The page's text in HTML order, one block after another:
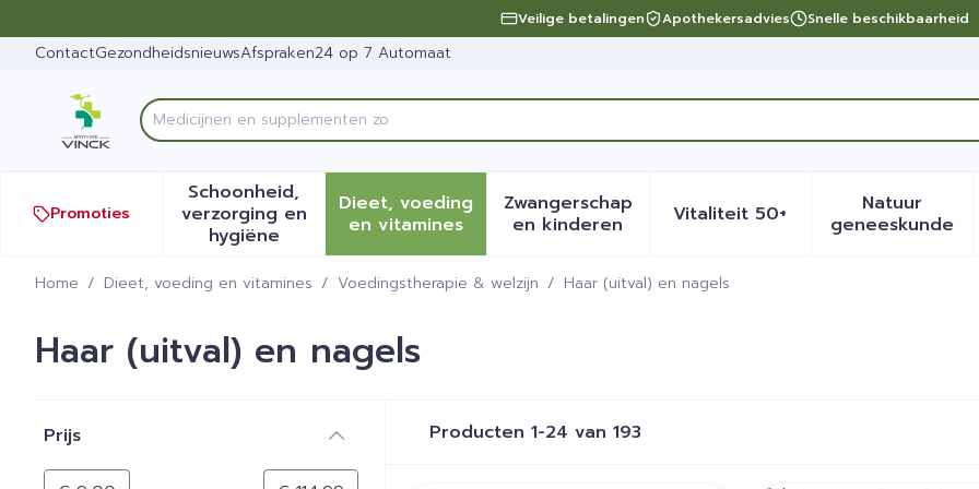
Veilige betalingen Apothekersadvies Snelle beschikbaarheid
ContactGezondheidsnieuwsAfspraken24 op 7 Automaat
Product, merk, categorie...
Promoties
Schoonheid,
verzorging en
hygiëneToon submenu voor Schoonheid, verzorging en hygiëne categorie
Dieet, voeding
en vitamines
Toon submenu voor Dieet, voeding en vitamines categorie
Zwangerschap
en kinderenToon submenu voor Zwangerschap en
Vitaliteit 50+Toon submenu voor
Natuur
geneeskunde
Toon
Home / Dieet, voeding en vitamines / Voedingstherapie & welzijn / Haar (uitval) en nagels
Haar (uitval) en nagels
Prijs
Producten 1-24 van 193